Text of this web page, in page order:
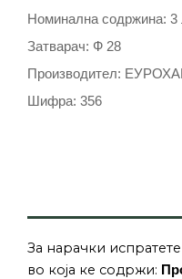
Номинална содржина: 3
Затварач: Ф 28
Производител:
Шифра: 356
За нарачки
во која ке содржи: